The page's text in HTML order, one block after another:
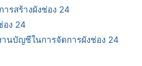
รสร้างผังช่อง 24
อง 24
นบัญชีในการจัดการผังช่อง 24